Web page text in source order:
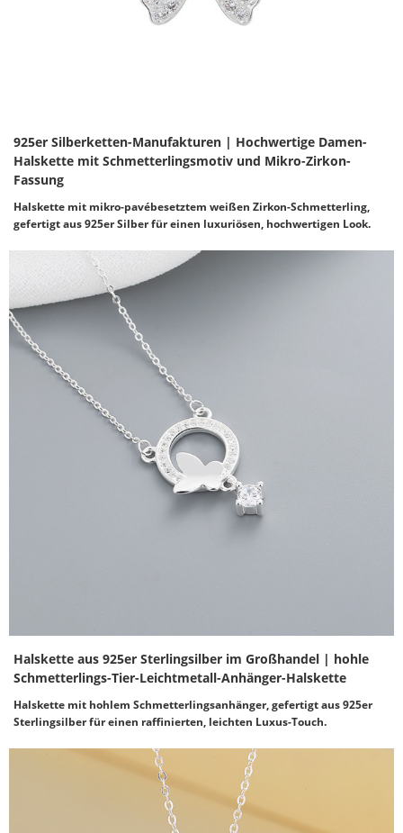
925er Silberketten-Manufakturen | Hochwertige Damen-
Halskette mit Schmetterlingsmotiv und Mikro-Zirkon-
Fassung
Halskette mit mikro-pavébesetztem weißen Zirkon-Schmetterling,
gefertigt aus 925er Silber für einen luxuriösen, hochwertigen Look.
Halskette aus 925er Sterlingsilber im Großhandel | hohle
Schmetterlings-Tier-Leichtmetall-Anhänger-Halskette
Halskette mit hohlem Schmetterlingsanhänger, gefertigt aus 925er
Sterlingsilber für einen raffinierten, leichten Luxus-Touch.